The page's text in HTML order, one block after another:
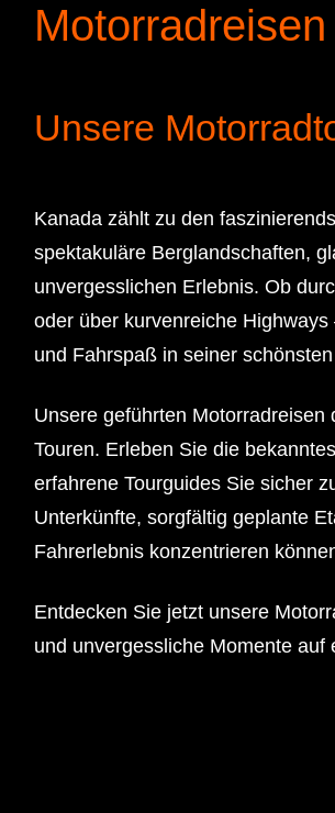
Unsere
Kanada zählt zu den
spektakuläre Berglandschaften,
unvergesslichen Erlebnis. Ob
oder über kurvenreiche
und Fahrspaß in seiner
Unsere geführten
Touren. Erleben Sie die
erfahrene Tourguides Sie sicher
Unterkünfte, sorgfältig geplante
Fahrerlebnis konzentrieren
Entdecken Sie jetzt unsere
und unvergessliche Momente